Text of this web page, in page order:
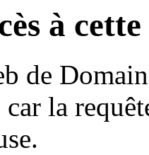
à
de
car la